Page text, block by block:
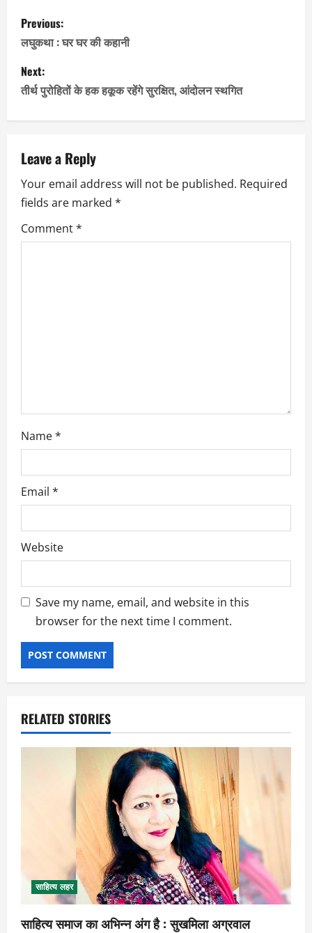
P
o
s
t
a
v
i
g
Previous:
लघुकथा : घर घर की कहानी
Next:
तीर्थ पुरोहितों के हक हकूक रहेंगे सुरक्षित, आंदोलन स्थगित
Leave a Reply
Your email address will not be published. Required
fields are marked *
Comment*
Name*
Email *
Website
Save my name, email, and website in this
browser for the next time I comment.
RELATED STORIES
साहित्य लहर
साहित्य समाज का अभिन्न अंग है : सुखमिला अग्रवाल